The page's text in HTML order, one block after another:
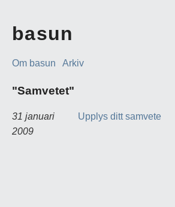
basun
Om basun Arkiv
"Samvetet"
31 januari
2009
Upplys ditt samvete